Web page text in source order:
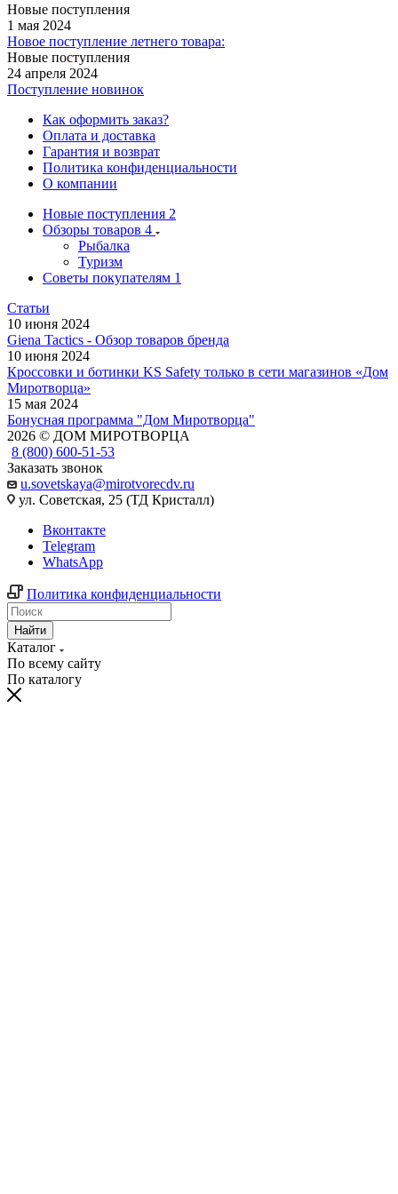
Новые поступления
1 мая 2024
Новое поступление летнего товара:
Новые поступления
24 апреля 2024
Поступление новинок
Как оформить заказ?
Оплата и доставка
Гарантия и возврат
Политика конфиденциальности
О компании
Новые поступления 2
Обзоры товаров 4
Рыбалка
Туризм
Советы покупателям 1
Статьи
10 июня 2024
Giena Tactics - Обзор товаров бренда
10 июня 2024
Кроссовки и ботинки KS Safety только в сети магазинов «Дом
Миротворца»
15 мая 2024
Бонусная программа "Дом Миротворца"
2026 © ДОМ МИРОТВОРЦА
8 (800) 600-51-53
Заказать звонок
u.sovetskaya@mirotvorecdv.ru
ул. Советская, 25 (ТД Кристалл)
Вконтакте
Telegram
WhatsApp
Политика конфиденциальности
Найти
Каталог
По всему сайту
По каталогу